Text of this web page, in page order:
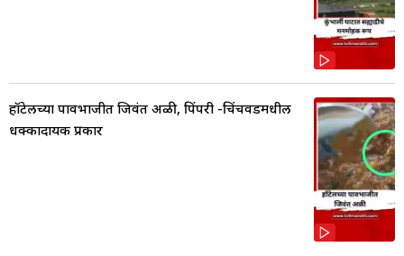
हॉटेलच्या पावभाजीत जिवंत अळी, पिंपरी -चिंचवडमधील
धक्कादायक प्रकार